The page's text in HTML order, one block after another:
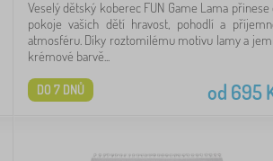
Veselý dětský koberec FUN Game Lama přinese
pokoje vašich dětí hravost, pohodlí a
atmosféru. Díky roztomilému motivu lamy a
krémové barvě...
od 695
DO 7 DNŮ